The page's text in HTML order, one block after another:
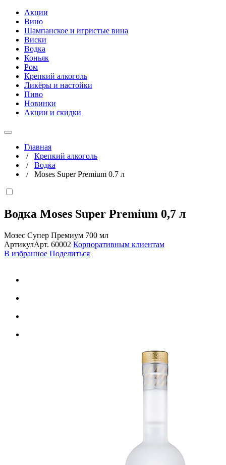
Акции
Вино
Шампанское и игристые вина
Виски
Водка
Коньяк
Ром
Крепкий алкоголь
Ликёры и настойки
Пиво
Новинки
Акции и скидки
Главная
/ Крепкий алкоголь
/ Водка
/ Moses Super Premium 0.7 л
Водка Moses Super Premium 0,7 л
Мозес Супер Премиум 700 мл
АртикулАрт. 60002 Корпоративным клиентам
В избранное Поделиться